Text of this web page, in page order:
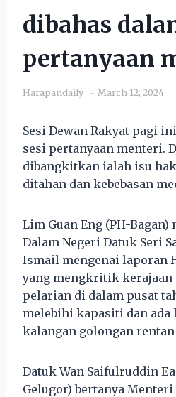
dibahas
pertanyaan
Harapandaily March 12, 2024
Sesi Dewan Rakyat pagi
sesi pertanyaan menteri.
dibangkitkan ialah isu
ditahan dan kebebasan
Lim Guan Eng (PH-
Dalam Negeri Datuk Seri
Ismail mengenai laporan
yang mengkritik kerajaan
pelarian di dalam pusat
melebihi kapasiti dan ada
kalangan golongan
Datuk Wan Saifulruddin
Gelugor) bertanya